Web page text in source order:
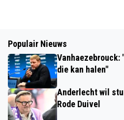
Populair Nieuws
die kan halen"
Anderlecht wil
Rode Duivel